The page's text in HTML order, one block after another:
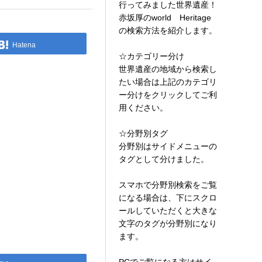
Hatena
行ってみました世界遺産！
赤坂厚のworld Heritage
の検索方法を紹介します。
☆カテゴリー分け
世界遺産の地域から検索し
たい場合は上記のカテゴリ
ー分けをクリックしてご利
用ください。
☆分野別タグ
分野別はサイドメニューの
タグとして分けました。
スマホで分野別検索をご覧
になる場合は、下にスクロ
ールしていただくと大きな
文字のタグが分野別になり
ます。